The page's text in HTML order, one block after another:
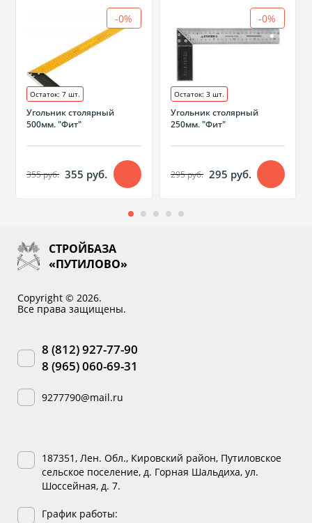
-0%
Остаток: 7 шт.
Угольник столярный
500мм. "Фит"
355 руб. 355 руб.
-0%
Остаток: 3 шт.
Угольник столярный
250мм. "Фит"
295 руб. 295 руб.
СТРОЙБАЗА
«ПУТИЛОВО»
Copyright © 2026.
Все права защищены.
8 (812) 927-77-90
8 (965) 060-69-31
9277790@mail.ru
187351, Лен. Обл., Кировский район, Путиловское
сельское поселение, д. Горная Шальдиха, ул.
Шоссейная, д. 7.
График работы: